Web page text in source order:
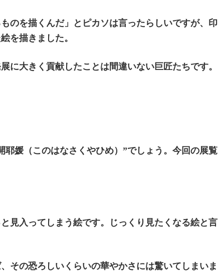
のを描くんだ」とピカソは言ったらしいですが、印
を描きました。
に大きく貢献したことは間違いない巨匠たちです。
媛（このはなさくやひめ）”でしょう。今回の展覧
見入ってしまう絵です。じっくり見たくなる絵と言
その恐ろしいくらいの華やかさには驚いてしまいま